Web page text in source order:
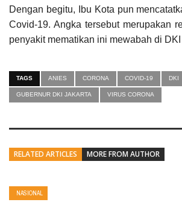
Dengan begitu, Ibu Kota pun
Covid-19. Angka tersebut merupakan
penyakit mematikan ini mewabah di
TAGS ANIES CORONA COVID-19 DKI
GUBERNUR DKI JAKARTA VIRUS CORONA
RELATED ARTICLES MORE FROM AUTHOR
NASIONAL